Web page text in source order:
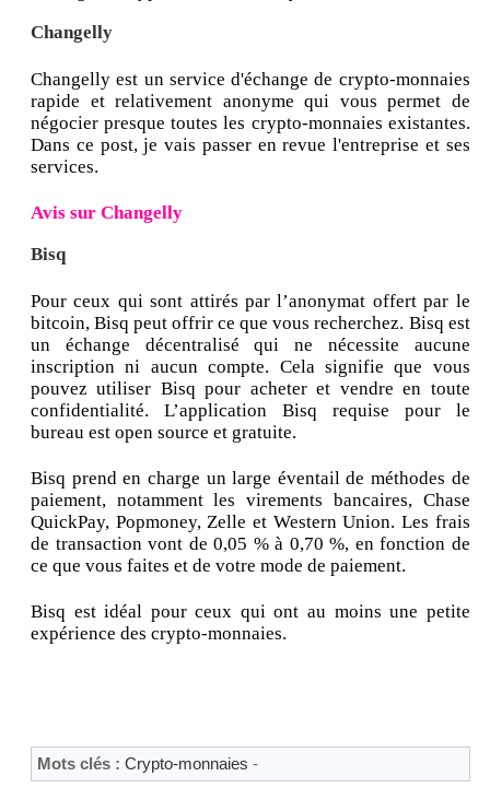
Changelly
Changelly est un service d'échange de crypto-monnaies
rapide et relativement anonyme qui vous permet de
négocier presque toutes les crypto-monnaies existantes.
Dans ce post, je vais passer en revue l'entreprise et ses
services.
Avis sur Changelly
Bisq
Pour ceux qui sont attirés par l’anonymat offert par le
bitcoin, Bisq peut offrir ce que vous recherchez. Bisq est
un échange décentralisé qui ne nécessite aucune
inscription ni aucun compte. Cela signifie que vous
pouvez utiliser Bisq pour acheter et vendre en toute
confidentialité. L’application Bisq requise pour le
bureau est open source et gratuite.
Bisq prend en charge un large éventail de méthodes de
paiement, notamment les virements bancaires, Chase
QuickPay, Popmoney, Zelle et Western Union. Les frais
de transaction vont de 0,05 % à 0,70 %, en fonction de
ce que vous faites et de votre mode de paiement.
Bisq est idéal pour ceux qui ont au moins une petite
expérience des crypto-monnaies.
Mots clés : Crypto-monnaies -